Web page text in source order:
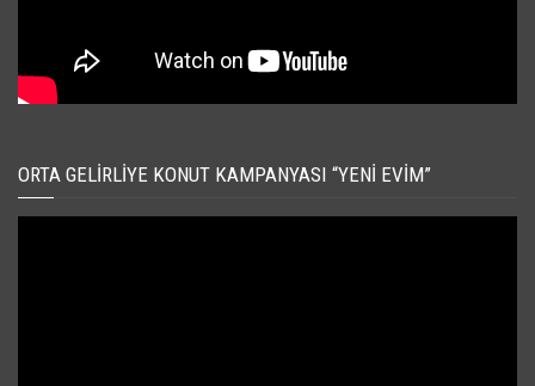
ORTA GELIRLIYE KONUT KAMPANYASI “YENI EVIM”